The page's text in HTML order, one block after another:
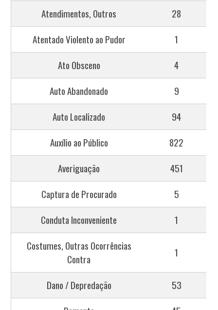
Atendimentos, Outros
28
Atentado Violento ao Pudor
1
Ato Obsceno
4
Auto Abandonado
9
Auto Localizado
94
Auxílio ao Público
822
Averiguação
451
Captura de Procurado
5
Conduta Inconveniente
1
Costumes, Outras Ocorrências
Contra
1
Dano / Depredação
53